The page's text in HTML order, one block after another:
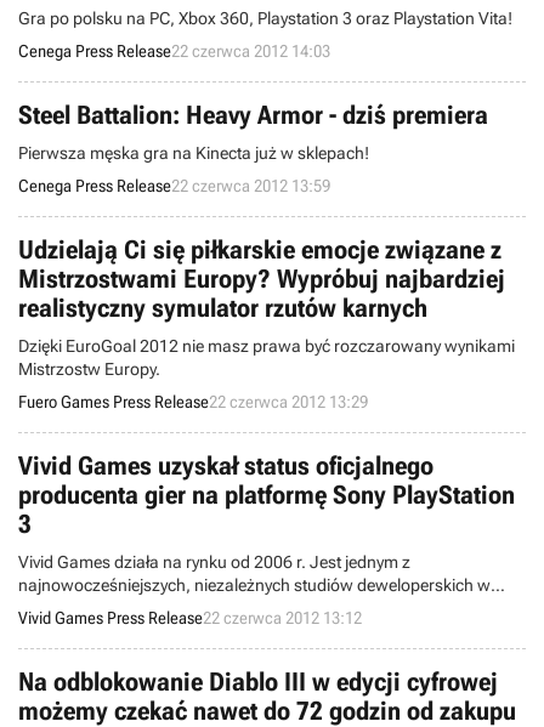
Gra po polsku na PC, Xbox 360, Playstation 3 oraz Playstation Vita!
Cenega Press Release22 czerwca 2012 14:03
Steel Battalion: Heavy Armor - dziś premiera
Pierwsza męska gra na Kinecta już w sklepach!
Cenega Press Release22 czerwca 2012 13:59
Udzielają Ci się piłkarskie emocje związane z
Mistrzostwami Europy? Wypróbuj najbardziej
realistyczny symulator rzutów karnych
Dzięki EuroGoal 2012 nie masz prawa być rozczarowany wynikami
Mistrzostw Europy.
Fuero Games Press Release22 czerwca 2012 13:29
Vivid Games uzyskał status oficjalnego
producenta gier na platformę Sony PlayStation
3
Vivid Games działa na rynku od 2006 r. Jest jednym z
najnowocześniejszych, niezależnych studiów deweloperskich w
Europie.
Vivid Games Press Release22 czerwca 2012 13:12
Na odblokowanie Diablo III w edycji cyfrowej
możemy czekać nawet do 72 godzin od zakupu